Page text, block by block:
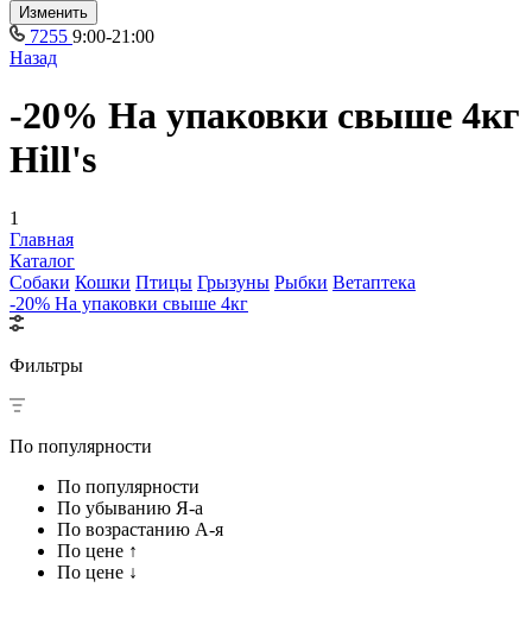
Изменить
7255 9:00-21:00
Назад
-20% На упаковки свыше 4кг
Hill's
1
Главная
Каталог
Собаки Кошки Птицы Грызуны Рыбки Ветаптека
-20% На упаковки свыше 4кг
Фильтры
По популярности
По популярности
По убыванию Я-а
По возрастанию А-я
По цене ↑
По цене ↓